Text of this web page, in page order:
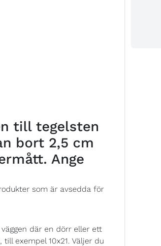
till tegelsten
bort 2,5 cm
Ange
som är avsedda för
där en dörr eller ett
exempel 10x21. Väljer du